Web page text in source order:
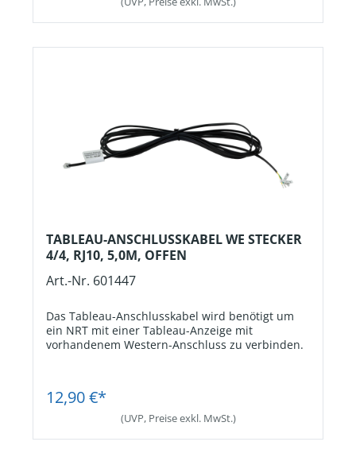
TABLEAU-ANSCHLUSSKABEL WE STECKER
4/4, RJ10, 5,0M, OFFEN
Art.-Nr. 601447
Das Tableau-Anschlusskabel wird benötigt um
ein NRT mit einer Tableau-Anzeige mit
vorhandenem Western-Anschluss zu verbinden.
12,90 €*
(UVP, Preise exkl. MwSt.)